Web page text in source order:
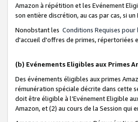
Amazon à répétition et les Evénement
son entière discrétion, au cas par cas, si
Nonobstant les Conditions Requises
d'accueil d'offres de primes, répertoriées
(b) Evénements Eligibles aux Primes
Des événements éligibles aux primes
rémunération spéciale décrite dans cette
doit être éligible à l’Evénement Eligible
Amazon, et (2) au cours de la Session